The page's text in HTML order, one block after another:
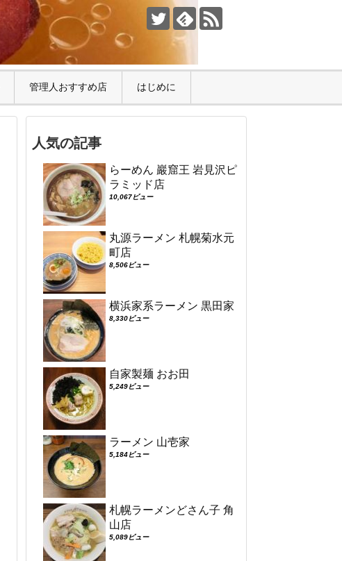
管理人おすすめ店 はじめに
人気の記事
らーめん 巖窟王 岩見沢ピ
ラミッド店
10,067ビュー
丸源ラーメン 札幌菊水元
町店
8,506ビュー
横浜家系ラーメン 黒田家
8,330ビュー
自家製麺 おお田
5,249ビュー
ラーメン 山壱家
5,184ビュー
札幌ラーメンどさん子 角
山店
5,089ビュー